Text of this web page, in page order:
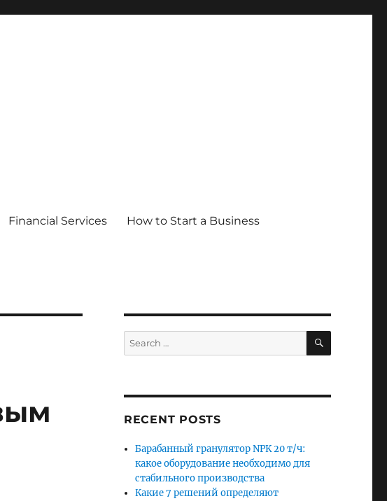
Financial Services How to Start a Business
Search
for:
SEARCH
RECENT POSTS
Барабанный гранулятор NPK 20 т/ч:
какое оборудование необходимо для
стабильного производства
Какие 7 решений определяют